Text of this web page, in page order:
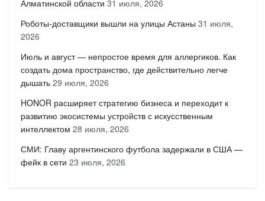
Алматинской области 31 июля, 2026
Роботы-доставщики вышли на улицы Астаны 31 июля,
2026
Июль и август — непростое время для аллергиков. Как
создать дома пространство, где действительно легче
дышать 29 июля, 2026
HONOR расширяет стратегию бизнеса и переходит к
развитию экосистемы устройств с искусственным
интеллектом 28 июля, 2026
СМИ: Главу аргентинского футбола задержали в США —
фейк в сети 23 июля, 2026